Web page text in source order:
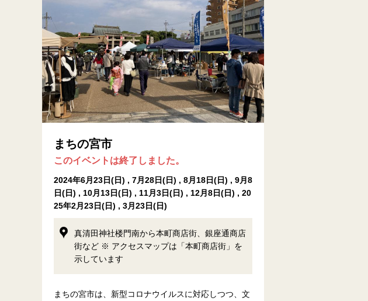
まちの宮市
このイベントは終了しました。
2024年6月23日(日) , 7月28日(日) , 8月18日(日) , 9月8
日(日) , 10月13日(日) , 11月3日(日) , 12月8日(日) , 20
25年2月23日(日) , 3月23日(日)
真清田神社楼門南から本町商店街、銀座通商店
街など ※ アクセスマップは「本町商店街」を
示しています
まちの宮市は、新型コロナウイルスに対応しつつ、文